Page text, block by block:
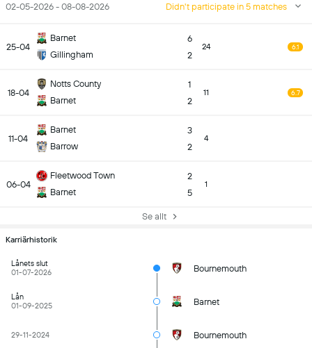
02-05-2026 - 08-08-2026 Didn't participate in 5 matches
25-04
Barnet
Gillingham
6
2
24 6.1
18-04
Notts County
Barnet
1
2
11 6.7
11-04
Barnet
Barrow
3
2
4
06-04
Fleetwood Town
Barnet
2
5
1
Se allt
Karriärhistorik
Lånets slut
01-07-2026
Bournemouth
Lån
01-09-2025
Barnet
29-11-2024 Bournemouth